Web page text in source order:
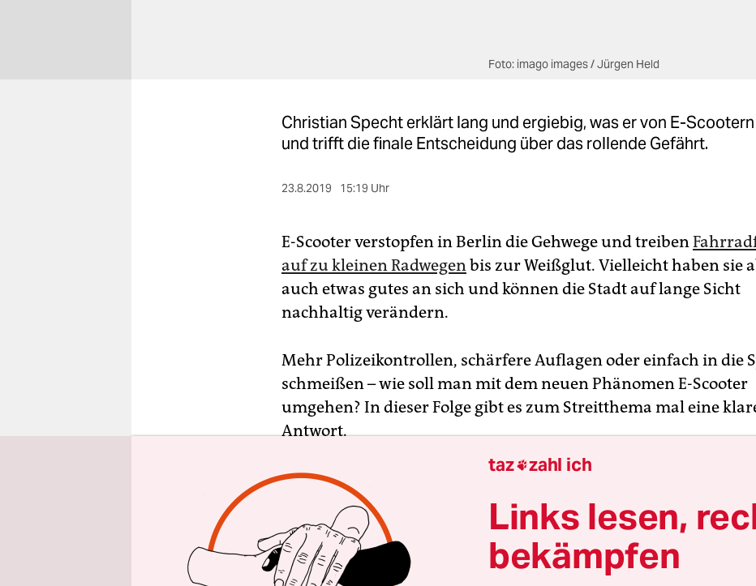
Foto: imago images / Jürgen Held
Christian Specht erklärt lang und ergiebig, was er von E-
und trifft die finale Entscheidung über das rollende Gefährt.
23.8.2019 15:19 Uhr
E-Scooter verstopfen in Berlin die Gehwege und treiben
auf zu kleinen Radwegenbis zur Weißglut. Vielleicht haben sie
auch etwas gutes an sich und können die Stadt auf lange Sicht
nachhaltig verändern.
Mehr Polizeikontrollen, schärfere Auflagen oder einfach in die
schmeißen – wie soll man mit dem neuen Phänomen E-Scooter
umgehen? In dieser Folge gibt es zum Streitthema mal eine
Antwort.
„Oh, ne, um Gottes Willen!“: Unser Moderator Christian Specht
sicher: Mit einem der Leih-Roller, die neuerdings in den
rumstehen, würde er nie im Leben fahren.
In dieser Folge von „Specht hat Recht“, diskutiert er mit den taz-
taz zahl ich
Links lesen,
bekämpfen